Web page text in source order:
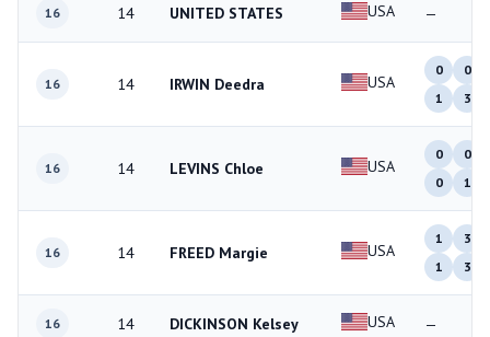
16 14 UNITED STATES USA —
16 14 IRWIN Deedra USA
0
0
1
3
16 14 LEVINS Chloe USA
0
0
0
1
16 14 FREED Margie USA
1
3
1
3
16 14 DICKINSON Kelsey USA —